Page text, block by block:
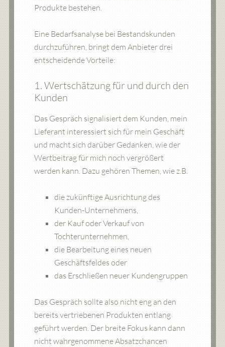
Produkte bestehen.
Eine Bedarfsanalyse bei Bestandskunden
durchzuführen, bringt dem Anbieter drei
entscheidende Vorteile:
1. Wertschätzung für und durch den
Kunden
Das Gespräch signalisiert dem Kunden, mein
Lieferant interessiert sich für mein Geschäft
und macht sich darüber Gedanken, wie der
Wertbeitrag für mich noch vergrößert
werden kann. Dazu gehören Themen, wie z.B.
die zukünftige Ausrichtung des
Kunden-Unternehmens,
der Kauf oder Verkauf von
Tochterunternehmen,
die Bearbeitung eines neuen
Geschäftsfeldes oder
das Erschließen neuer Kundengruppen
Das Gespräch sollte also nicht eng an den
bereits vertriebenen Produkten entlang
geführt werden. Der breite Fokus kann dann
nicht wahrgenommene Absatzchancen